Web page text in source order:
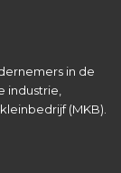
in de
industrie,
(MKB).